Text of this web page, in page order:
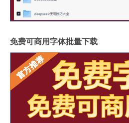
免费可商用字体批量下载